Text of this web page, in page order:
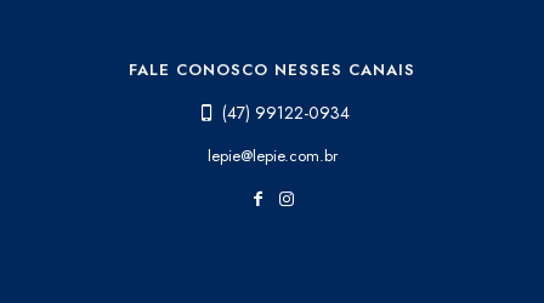
FALE CONOSCO NESSES CANAIS
(47) 99122-0934
lepie@lepie.com.br